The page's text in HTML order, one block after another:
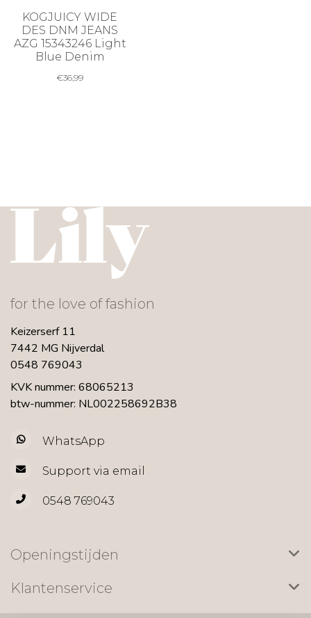
KOGJUICY WIDE
DES DNM JEANS
AZG 15343246 Light
Blue Denim
€36,99
for the love of fashion
Keizerserf 11
7442 MG Nijverdal
0548 769043
KVK nummer: 68065213
btw-nummer: NL002258692B38
WhatsApp
Support via email
0548 769043
Openingstijden
Klantenservice